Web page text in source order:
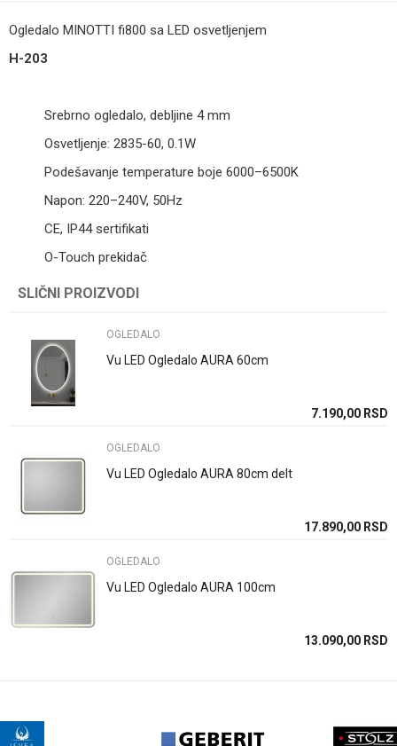
Ogledalo MINOTTI fi800 sa LED osvetljenjem
H-203
Srebrno ogledalo, debljine 4 mm
Osvetljenje: 2835-60, 0.1W
Podešavanje temperature boje 6000–6500K
Napon: 220–240V, 50Hz
CE, IP44 sertifikati
O-Touch prekidač
Ime/Nadimak
Email
Kategorija
Dimenzija 60cm
Boja
SLIČNI PROIZVODI
OGLEDALO
Vu LED Ogledalo AURA 60cm
7.190,00 RSD
OGLEDALO
Vu LED Ogledalo AURA 80cm delt
17.890,00 RSD
OGLEDALO
Vu LED Ogledalo AURA 100cm
13.090,00 RSD